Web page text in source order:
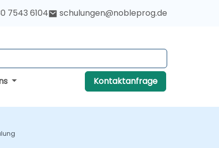
7543 6104 schulungen@nobleprog.de
Kontaktanfrage